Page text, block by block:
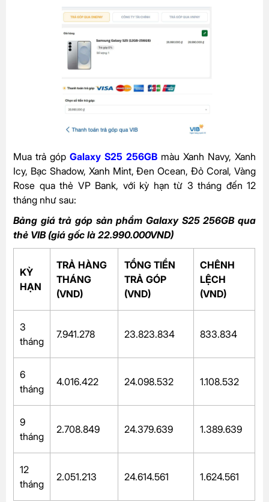
Mua trả góp Galaxy S25 256GB màu Xanh Navy, Xanh
Icy, Bạc Shadow, Xanh Mint, Đen Ocean, Đỏ Coral, Vàng
Rose qua thẻ VP Bank, với kỳ hạn từ 3 tháng đến 12
tháng như sau:
Bảng giá trả góp sản phẩm Galaxy S25 256GB qua
thẻ VIB (giá gốc là 22.990.000VND)
KỲ
HẠN
TRẢ HÀNG
THÁNG
(VND)
TỔNG TIỀN
TRẢ GÓP
(VND)
CHÊNH
LỆCH
(VND)
3
tháng
7.941.278 23.823.834 833.834
6
tháng
4.016.422 24.098.532 1.108.532
9
tháng
2.708.849 24.379.639 1.389.639
12
tháng
2.051.213 24.614.561 1.624.561